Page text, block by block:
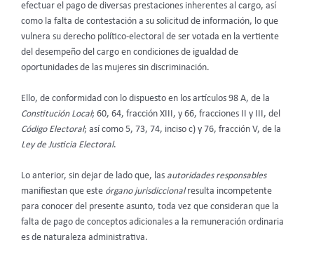
efectuar el pago de diversas prestaciones inherentes al cargo, así
como la falta de contestación a su solicitud de información, lo que
vulnera su derecho político-electoral de ser votada en la vertiente
del desempeño del cargo en condiciones de igualdad de
oportunidades de las mujeres sin discriminación.
Ello, de conformidad con lo dispuesto en los artículos 98 A, de la
Constitución Local; 60, 64, fracción XIII, y 66, fracciones II y III, del
Código Electoral; así como 5, 73, 74, inciso c) y 76, fracción V, de la
Ley de Justicia Electoral.
Lo anterior, sin dejar de lado que, las autoridades responsables
manifiestan que este órgano jurisdiccionalresulta incompetente
para conocer del presente asunto, toda vez que consideran que la
falta de pago de conceptos adicionales a la remuneración ordinaria
es de naturaleza administrativa.